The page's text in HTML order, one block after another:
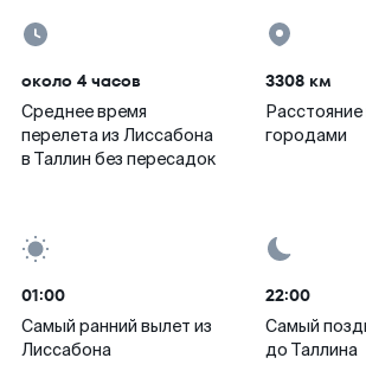
около 4 часов
Среднее время
перелета из Лиссабона
в Таллин без пересадок
3308 км
городами
01:00
Самый ранний вылет из
Лиссабона
22:00
Самый
до Таллина